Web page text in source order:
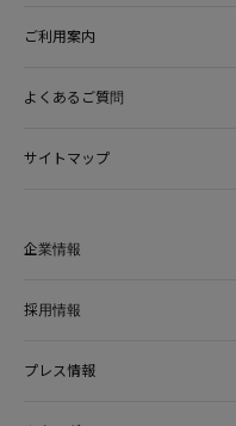
ご利用案内
よくあるご質問
サイトマップ
企業情報
採用情報
プレス情報